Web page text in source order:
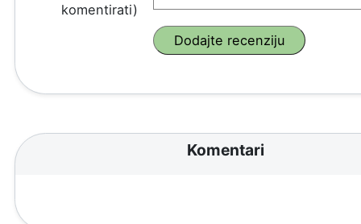
komentirati)
Komentari